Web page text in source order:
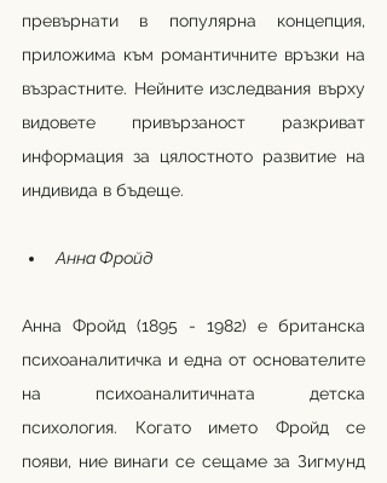
превърнати в популярна концепция,
приложима към романтичните връзки на
възрастните. Нейните изследвания върху
видовете привързаност разкриват
информация за цялостното развитие на
индивида в бъдеще.
Анна Фройд
Анна Фройд (1895 - 1982) е британска
психоаналитичка и една от основателите
на психоаналитичната детска
психология. Когато името Фройд се
появи, ние винаги се сещаме за Зигмунд